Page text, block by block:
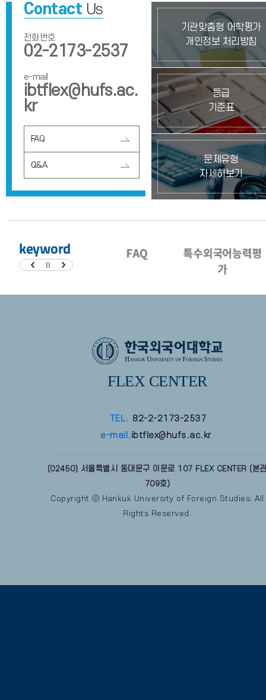
1990년(초등은 2003년) 최초 개최한
이래 2018년 기준 29년째(초등은
16년째)를 맞이하는 국내에서 가장
오랜 전통과 권위를 자랑하는
외국어대회
15개 특수외국어를 대상
국립국제교육원 특수외국어
진흥사업과 연계하여
한국외국어대학교 FLEX센터
및 시행하는 전문어학능력
HOMEPAGE
Contact Us
전화번호
02-2173-2537
e-mail
ibtflex@hufs.ac.
kr
FAQ
Q&A
기관맞춤형 어학평가
개인정보 처리방침
등급
기준표
문제유형
자세히보기
keyword
FAQ
특수외국어능력평
#쿠키삭제
FLEX CENTER
TEL. 82-2-2173-2537
e-mail.ibtflex@hufs.ac.kr
(02450) 서울특별시 동대문구 이문로 107 FLEX CENTER (본
709호)
Copyright ⓒ Hankuk University of Foreign Studies. All
Rights Reserved.